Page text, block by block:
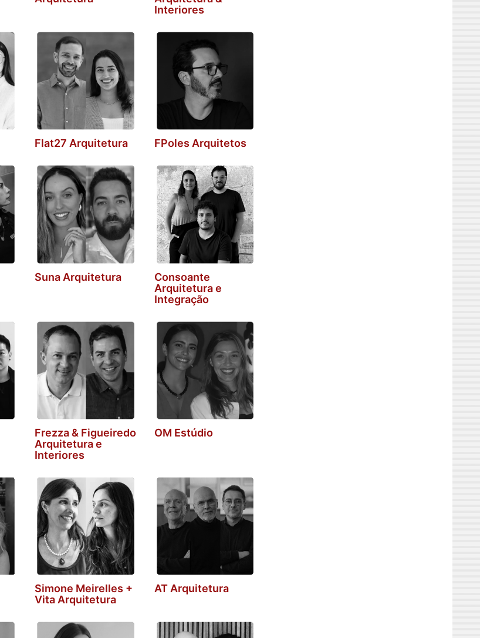
Interiores
Flat27 Arquitetura FPoles Arquitetos
Suna Arquitetura
Consoante
Arquitetura e
Integração
Frezza & Figueiredo
Arquitetura e
Interiores
OM Estúdio
Simone Meirelles +
Vita Arquitetura
AT Arquitetura